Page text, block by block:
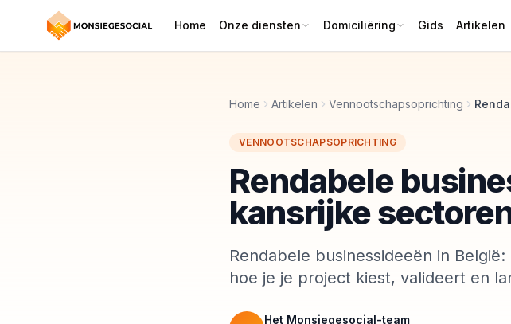
Home Onze diensten Domiciliëring Gids Artikelen
Home Artikelen Vennootschapsoprichting
VENNOOTSCHAPSOPRICHTING
Rendabele
kansrijke
Rendabele businessideeën in
hoe je je project kiest, valideert en
Het Monsiegesocial-team